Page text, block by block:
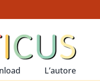
L’autore